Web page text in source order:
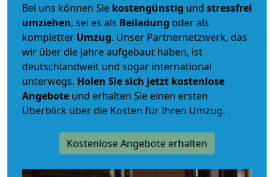
Bei uns können Sie kostengünstig und stressfrei
umziehen, sei es als Beiladung oder als
kompletter Umzug. Unser Partnernetzwerk, das
wir über die Jahre aufgebaut haben, ist
deutschlandweit und sogar international
unterwegs. Holen Sie sich jetzt kostenlose
Angebote und erhalten Sie einen ersten
Überblick über die Kosten für Ihren Umzug.
Kostenlose Angebote erhalten